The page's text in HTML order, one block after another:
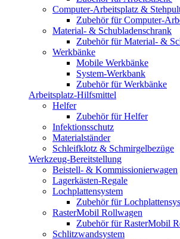
Computer-Arbeitsplatz &
Zubehör für Computer-
Material- & Schubladenschrank
Zubehör für Material- &
Werkbänke
Mobile Werkbänke
System-Werkbank
Zubehör für Werkbänke
Arbeitsplatz-Hilfsmittel
Helfer
Zubehör für Helfer
Infektionsschutz
Materialständer
Schleifklotz & Schmirgelbezüge
Werkzeug-Bereitstellung
Beistell- & Kommissionierwagen
Lagerkästen-Regale
Lochplattensystem
Zubehör für
RasterMobil Rollwagen
Zubehör für RasterMobil
Schlitzwandsystem